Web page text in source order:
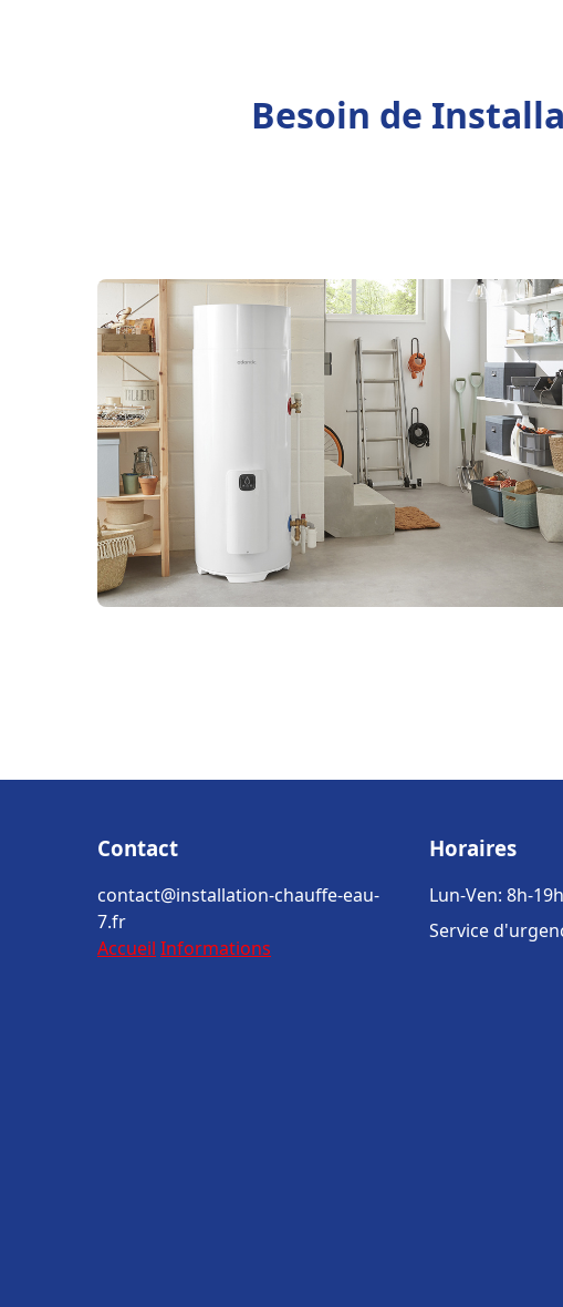
Besoin de
Contact
contact@installation-chauffe-eau-
7.fr
Accueil Informations
Horaires
Lun-Ven: 8h-19h
Service